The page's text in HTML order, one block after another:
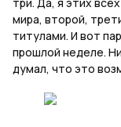
мира, второй,
титулами. И вот
прошлой неделе.
думал, что это